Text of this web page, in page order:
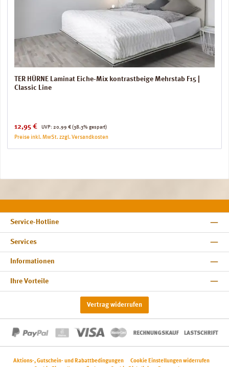
TER HÜRNE Laminat Eiche-Mix kontrastbeige Mehrstab F15 |
Classic Line
Verkaufspreis:
12,95 € UVP:
Regulärer Preis:
20,99 € (38.3% gespart)
Preise inkl. MwSt. zzgl. Versandkosten
Service-Hotline
Services
Informationen
Ihre Vorteile
Vertrag widerrufen
Aktions-, Gutschein- und Rabattbedingungen
Cookie Einstellungen widerrufen